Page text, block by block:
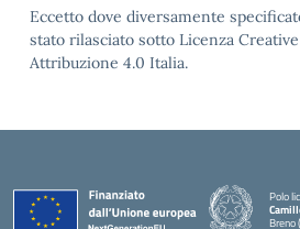
Eccetto dove diversamente
stato rilasciato sotto Licenza
Attribuzione 4.0 Italia.
Polo
Breno